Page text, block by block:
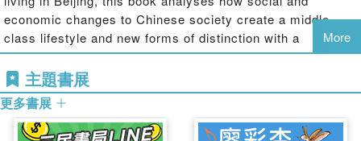
economic changes to Chinese society create a middle-
class lifestyle and new forms of distinction with a
particular focus on the social construction of identity.
Looking through the lens of individuals’ perception of life
trajectories and ideological taxonomies generated within
the framework of post-Maoist China, the book uncovers
the role that the Chinese middle-class play in a state-
More
主題書展
更多書展